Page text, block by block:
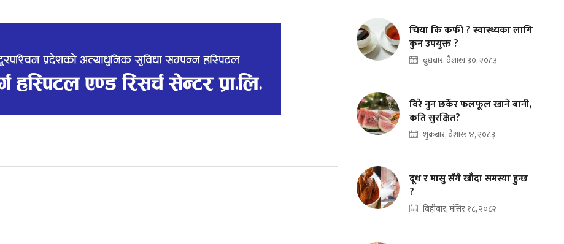
चिया कि कफी ? स्वास्थ्यका लागि
कुन उपयुक्त ?
बुधबार, वैशाख ३०, २०८३
बिरे नुन छर्केर फलफूल खाने बानी,
कति सुरक्षित?
शुक्रबार, वैशाख ४, २०८३
दूध र मासु सँगै खाँदा समस्या हुन्छ
?
बिहीबार, मंसिर १८, २०८२